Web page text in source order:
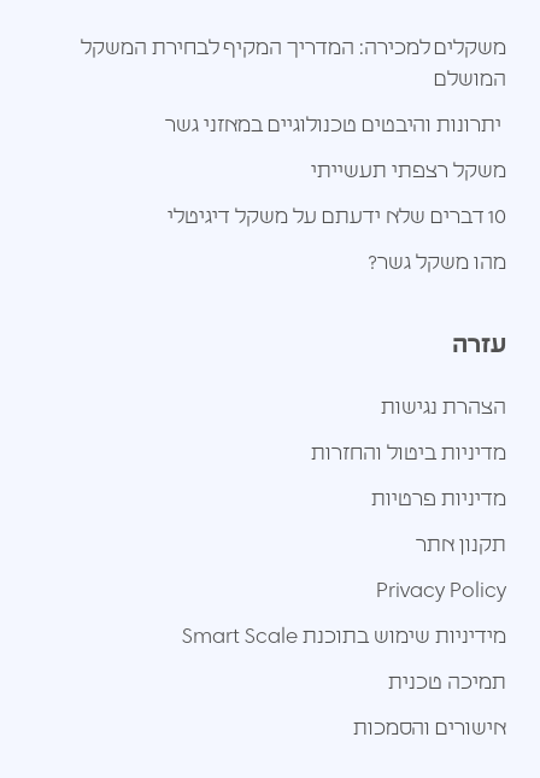
משקלים למכירה: המדריך המקיף לבחירת המשקל
המושלם
יתרונות והיבטים טכנולוגיים במאזני גשר
משקל רצפתי תעשייתי
10 דברים שלא ידעתם על משקל דיגיטלי
מהו משקל גשר?
עזרה
הצהרת נגישות
מדיניות ביטול והחזרות
מדיניות פרטיות
תקנון אתר
Privacy Policy
מידיניות שימוש בתוכנת Smart Scale
תמיכה טכנית
אישורים והסמכות